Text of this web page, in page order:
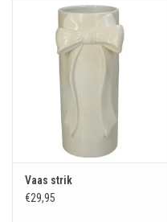
Vaas strik
€29,95